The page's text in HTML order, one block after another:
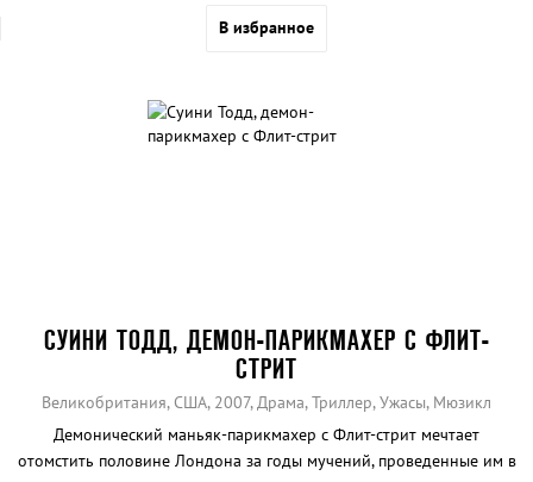
В избранное
СУИНИ ТОДД, ДЕМОН-ПАРИКМАХЕР С ФЛИТ-
СТРИТ
Великобритания, США, 2007, Драма, Триллер, Ужасы, Мюзикл
Демонический маньяк-парикмахер с Флит-стрит мечтает
отомстить половине Лондона за годы мучений, проведенные им в